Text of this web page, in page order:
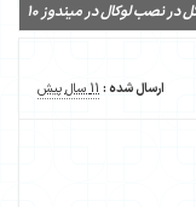
در نصب لوکال در میندوز 10
ارسال شده : 11 سال پیش